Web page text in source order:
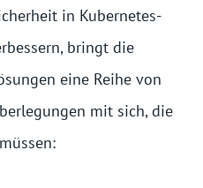
in Kubernetes-
bringt die
eine Reihe von
mit sich, die